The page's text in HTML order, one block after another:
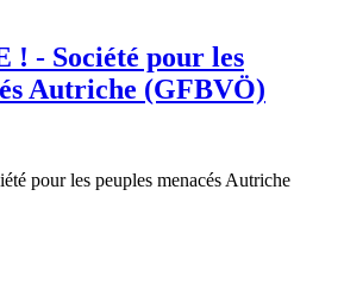
! - Société pour les
Autriche (GFBVÖ)
pour les peuples menacés Autriche